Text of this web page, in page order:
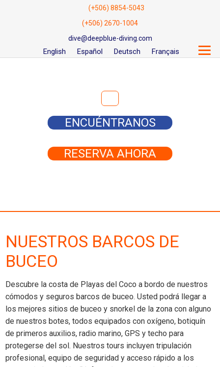
(+506) 8854-5043
(+506) 2670-1004
dive@deepblue-diving.com
English Español Deutsch Français
Buscar:
ENCUÉNTRANOS
RESERVA AHORA
NUESTROS BARCOS DE
BUCEO
Descubre la costa de Playas del Coco a bordo de nuestros
cómodos y seguros barcos de buceo. Usted podrá llegar a
los mejores sitios de buceo y snorkel de la zona con alguno
de nuestros botes, todos equipados con oxígeno, botiquín
de primeros auxilios, radio marino, GPS y techo para
protegerse del sol. Nuestros tours incluyen tripulación
profesional, equipo de seguridad y acceso rápido a los